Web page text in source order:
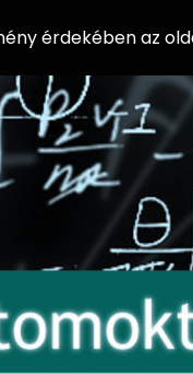
érdekében az